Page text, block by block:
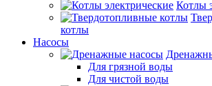
Котлы
котлы
Насосы
Для грязной воды
Для чистой воды